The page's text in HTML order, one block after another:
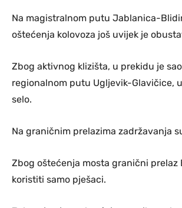
Na magistralnom putu Jablanica-
oštećenja kolovoza još uvijek je
Zbog aktivnog klizišta, u prekidu je
regionalnom putu Ugljevik-Glavičice,
selo.
Na graničnim prelazima zadržavanja
Zbog oštećenja mosta granični prelaz
koristiti samo pješaci.